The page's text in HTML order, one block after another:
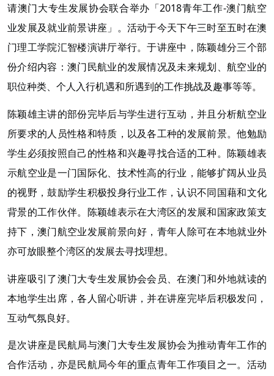
请澳门大专生发展协会联合举办「2018青年工作-澳门航空
业发展及就业前景讲座」。活动于今天下午三时至五时在澳
门理工学院汇智楼演讲厅举行。于讲座中，陈颖雄分三个部
份介绍内容：澳门民航业的发展情况及未来规划、航空业的
职位种类、个人入行机遇和所遇到的工作挑战及趣事等等。
陈颖雄主讲的部份完毕后与学生进行互动，并且分析航空业
所要求的人员性格和特质，以及各工种的发展前景。他勉励
学生必须按照自己的性格和兴趣寻找合适的工种。陈颖雄表
示航空业是一门国际化、技术性高的行业，能够扩阔从业员
的视野，鼓励学生积极投身行业工作，认识不同国藉和文化
背景的工作伙伴。陈颖雄表示在大湾区的发展和国家政策支
持下，澳门航空业发展前景向好，青年人除可在本地就业外
亦可放眼整个湾区的发展去寻找理想。
讲座吸引了澳门大专生发展协会会员、在澳门和外地就读的
本地学生出席，各人留心听讲，并在讲座完毕后积极发问，
互动气氛良好。
是次讲座是民航局与澳门大专生发展协会为推动青年工作的
合作活动，亦是民航局今年的重点青年工作项目之一。活动